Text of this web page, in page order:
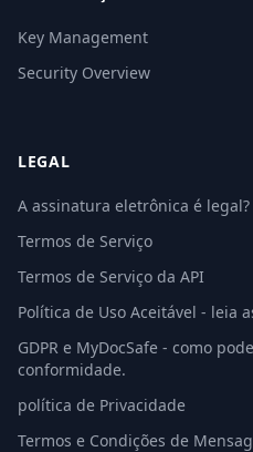
Key Management
Security Overview
LEGAL
A assinatura eletrônica é legal?
Termos de Serviço
Termos de Serviço da API
Política de Uso Aceitável - leia
GDPR e MyDocSafe - como
conformidade.
política de Privacidade
Termos e Condições de